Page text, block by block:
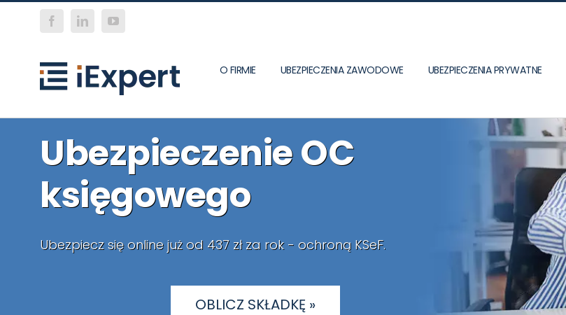
Skip
Facebook
LinkedInYouTube
O FIRMIE UBEZPIECZENIA ZAWODOWE UBEZPIECZENIA PRYWATNE
Ubezpieczenie OC
księgowego
Ubezpiecz się online już od 437 zł za rok - ochroną KSeF.
OBLICZ SKŁADKĘ »